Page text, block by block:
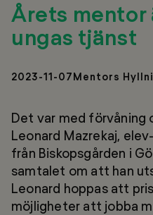
Årets mentor
ungas tjänst
2023-11-07Mentors
Det var med förvåning
Leonard Mazrekaj,
från Biskopsgården i
samtalet om att han
Leonard hoppas att
möjligheter att jobba